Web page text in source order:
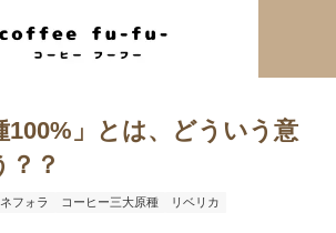
100%」とは、どういう意
？？
フォラ コーヒー三大原種 リベリカ